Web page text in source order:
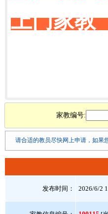
上门家
家教编号:
请合适的教员尽快网上申请，如果
发布时间： 2026/6/2